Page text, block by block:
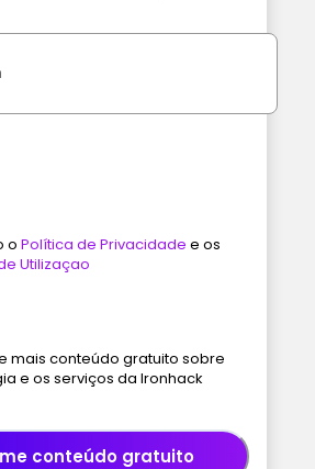
o Política de Privacidade e os
Utilizaçao
mais conteúdo gratuito sobre
e os serviços da Ironhack
conteúdo gratuito